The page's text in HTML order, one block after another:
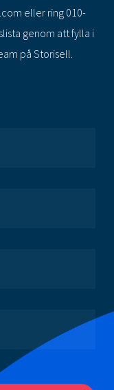
eller ring 010-
genom att fylla i
på Storisell.